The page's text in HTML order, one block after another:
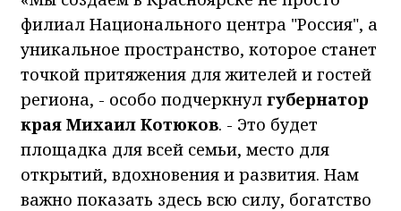
филиал Национального центра "Россия", а
уникальное пространство, которое станет
точкой притяжения для жителей и гостей
региона, - особо подчеркнул губернатор
края Михаил Котюков. - Это будет
площадка для всей семьи, место для
открытий, вдохновения и развития. Нам
важно показать здесь всю силу, богатство